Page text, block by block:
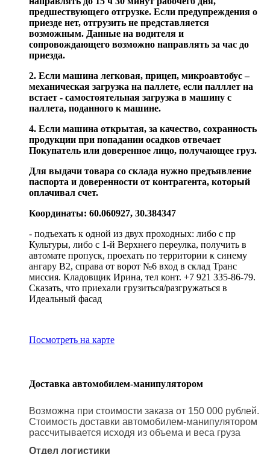
предшествующего отгрузке. Если предупреждения о
приезде нет, отгрузить не представляется
возможным. Данные на водителя и
сопровождающего возможно направлять за час до
приезда.
2. Если машина легковая, прицеп, микроавтобус –
механическая загрузка на паллете, если палллет на
встает - самостоятельная загрузка в машину с
паллета, поданного к машине.
4. Если машина открытая, за качество, сохранность
продукции при попадании осадков отвечает
Покупатель или доверенное лицо, получающее груз.
Для выдачи товара со склада нужно предъявление
паспорта и доверенности от контрагента, который
оплачивал счет.
Координаты: 60.060927, 30.384347
- подъехать к одной из двух проходных: либо с пр
Культуры, либо с 1-й Верхнего переулка, получить в
автомате пропуск, проехать по территории к синему
ангару В2, справа от ворот №6 вход в склад Транс
миссия. Кладовщик Ирина, тел конт. +7 921 335-86-79.
Сказать, что приехали грузиться/разгружаться в
Идеальный фасад
Посмотреть на карте
Доставка автомобилем-манипулятором
Возможна при стоимости заказа от 150 000 рублей.
Стоимость доставки автомобилем-манипулятором
рассчитывается исходя из объема и веса груза
Отдел логистики